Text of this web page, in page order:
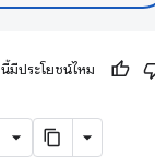
มีประโยชน์ไหม